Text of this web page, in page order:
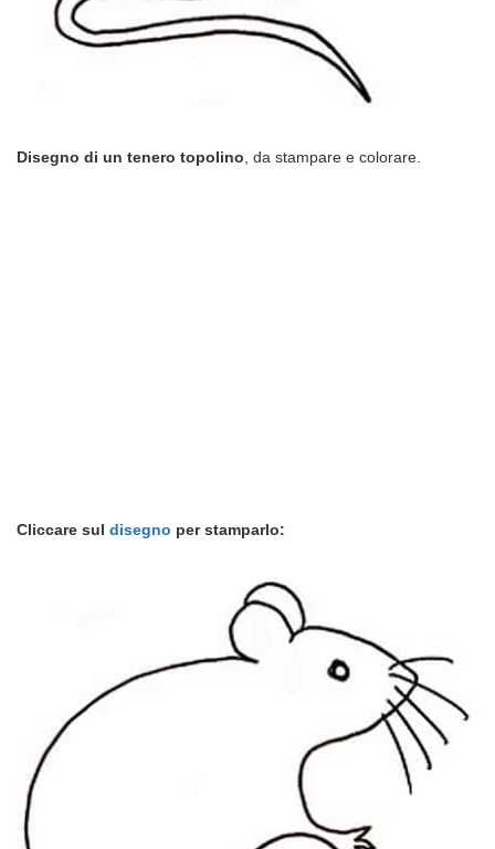
Disegno di un tenero topolino , da stampare e colorare.
Cliccare sul disegno per stamparlo: